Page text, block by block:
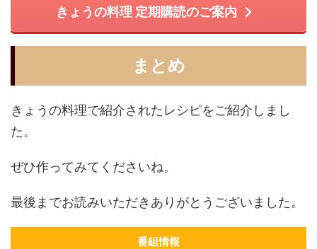
きょうの料理 定期購読のご案内
まとめ
きょうの料理で紹介されたレシピをご紹介しまし
た。
ぜひ作ってみてくださいね。
最後までお読みいただきありがとうございました。
番組情報